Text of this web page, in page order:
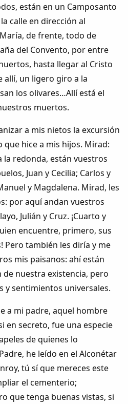
están en un Camposanto
calle en dirección al
de frente, todo de
del Convento, por entre
hasta llegar al Cristo
allí, un ligero giro a la
los olivares…Allí está el
muertos.
a mis nietos la excursión
hice a mis hijos. Mirad:
redonda, están vuestros
Juan y Cecilia; Carlos y
y Magdalena. Mirad, les
por aquí andan vuestros
Julián y Cruz. ¡Cuarto y
encuentre, primero, sus
también les diría y me
mis paisanos: ahí están
nuestra existencia, pero
y sentimientos universales.
a mi padre, aquel hombre
en secreto, fue una especie
de quienes lo
he leído en el Alconétar
tú sí que mereces este
el cementerio;
que tenga buenas vistas, si